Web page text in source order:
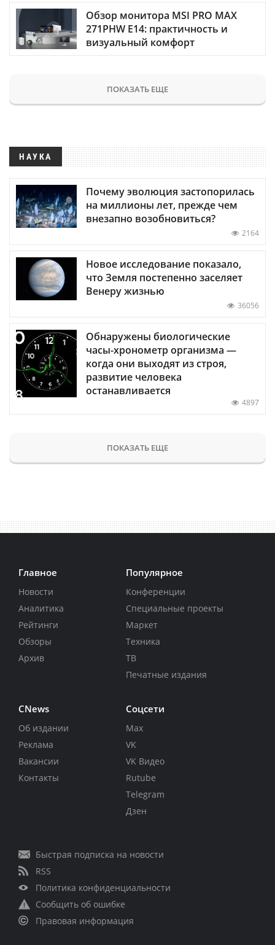
Обзор монитора MSI PRO MAX
271PHW E14: практичность и
визуальный комфорт
ПОКАЗАТЬ ЕЩЕ
НАУКА
Почему эволюция застопорилась
на миллионы лет, прежде чем
внезапно возобновиться?
2164
Новое исследование показало,
что Земля постепенно заселяет
Венеру жизнью
36056
Обнаружены биологические
часы-хронометр организма —
когда они выходят из строя,
развитие человека
останавливается
4897
ПОКАЗАТЬ ЕЩЕ
Главное
Новости
Аналитика
Рейтинги
Обзоры
Архив
Популярное
Конференции
Специальные проекты
Маркет
Техника
ТВ
Печатные издания
CNews
Об издании
Реклама
Вакансии
Контакты
Соцсети
Max
VK
VK Видео
Rutube
Telegram
Дзен
Быстрая подписка на новости
RSS
Политика конфиденциальности
Сообщить об ошибке
Правовая информация